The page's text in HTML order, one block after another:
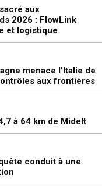
aux
2026 : FlowLink
et logistique
menace l’Italie de
aux frontières
à 64 km de Midelt
conduit à une